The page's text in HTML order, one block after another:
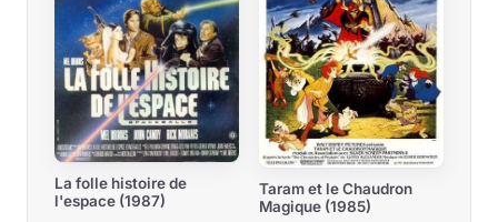
La folle histoire de
l'espace (1987)
Taram et le Chaudron
Magique (1985)